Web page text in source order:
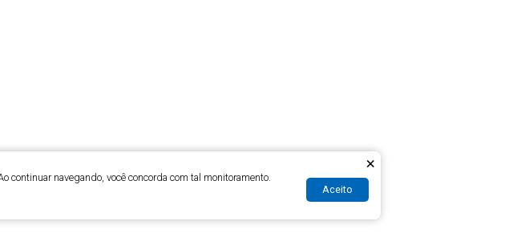
×
continuar navegando, você concorda com tal monitoramento.
Aceito